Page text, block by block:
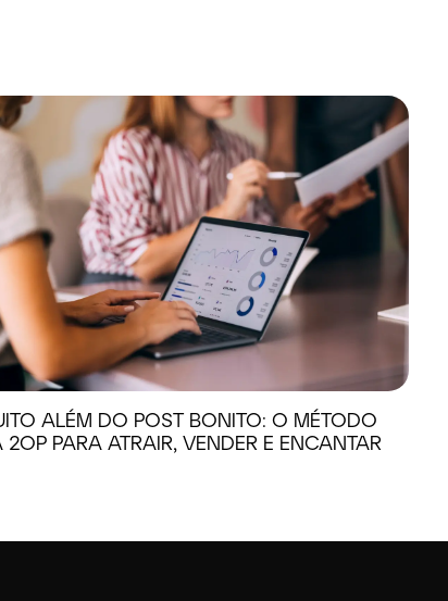
ALÉM DO POST BONITO: O MÉTODO
2OP PARA ATRAIR, VENDER E ENCANTAR